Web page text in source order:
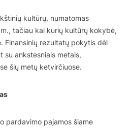
kultūrų, numatomas
tačiau kai kurių kultūrų kokybė,
Finansinių rezultatų pokytis dėl
su ankstesniais metais,
šių metų ketvirčiuose.
pardavimo pajamos šiame